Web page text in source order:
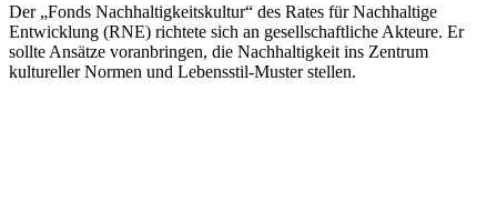
Der „Fonds Nachhaltigkeitskultur“ des Rates für Nachhaltige
Entwicklung (RNE) richtete sich an gesellschaftliche Akteure. Er
sollte Ansätze voranbringen, die Nachhaltigkeit ins Zentrum
kultureller Normen und Lebensstil-Muster stellen.